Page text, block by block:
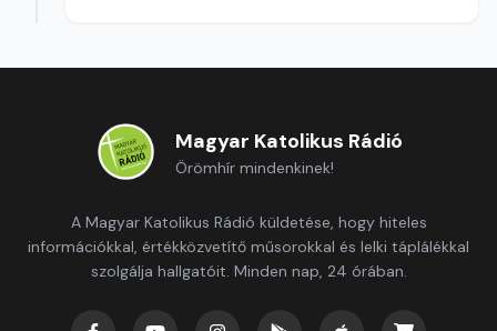
Magyar Katolikus Rádió
Örömhír mindenkinek!
A Magyar Katolikus Rádió küldetése, hogy hiteles
információkkal, értékközvetítő műsorokkal és lelki táplálékkal
szolgálja hallgatóit. Minden nap, 24 órában.